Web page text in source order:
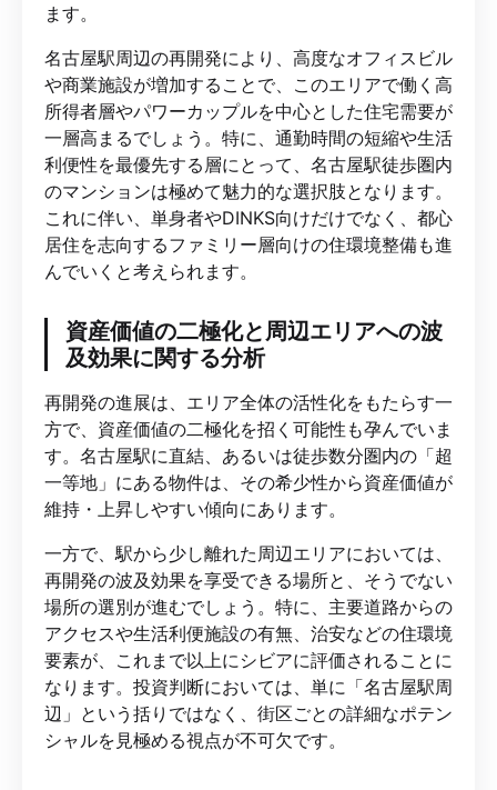
ます。
名古屋駅周辺の再開発により、高度なオフィスビル
や商業施設が増加することで、このエリアで働く高
所得者層やパワーカップルを中心とした住宅需要が
一層高まるでしょう。特に、通勤時間の短縮や生活
利便性を最優先する層にとって、名古屋駅徒歩圏内
のマンションは極めて魅力的な選択肢となります。
これに伴い、単身者やDINKS向けだけでなく、都心
居住を志向するファミリー層向けの住環境整備も進
んでいくと考えられます。
資産価値の二極化と周辺エリアへの波
及効果に関する分析
再開発の進展は、エリア全体の活性化をもたらす一
方で、資産価値の二極化を招く可能性も孕んでいま
す。名古屋駅に直結、あるいは徒歩数分圏内の「超
一等地」にある物件は、その希少性から資産価値が
維持・上昇しやすい傾向にあります。
一方で、駅から少し離れた周辺エリアにおいては、
再開発の波及効果を享受できる場所と、そうでない
場所の選別が進むでしょう。特に、主要道路からの
アクセスや生活利便施設の有無、治安などの住環境
要素が、これまで以上にシビアに評価されることに
なります。投資判断においては、単に「名古屋駅周
辺」という括りではなく、街区ごとの詳細なポテン
シャルを見極める視点が不可欠です。